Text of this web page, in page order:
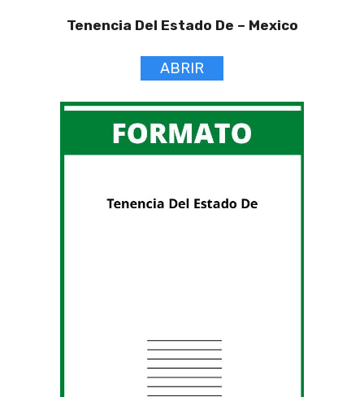
Tenencia Del Estado De – Mexico
ABRIR